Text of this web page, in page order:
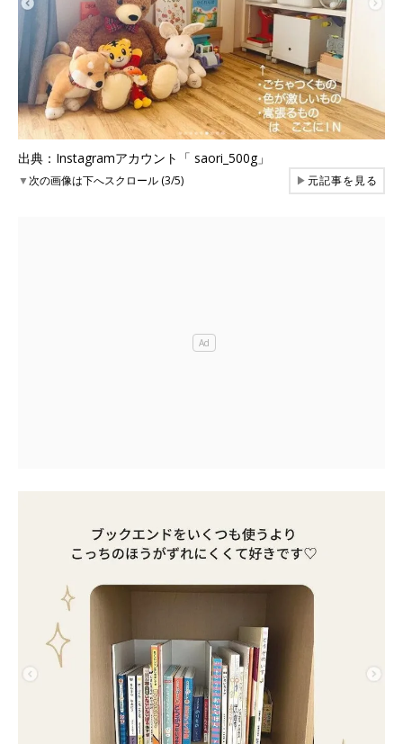
出典：Instagramアカウント「 saori_500g」
▼次の画像は下へスクロール (3/5) ▶元記事を見る